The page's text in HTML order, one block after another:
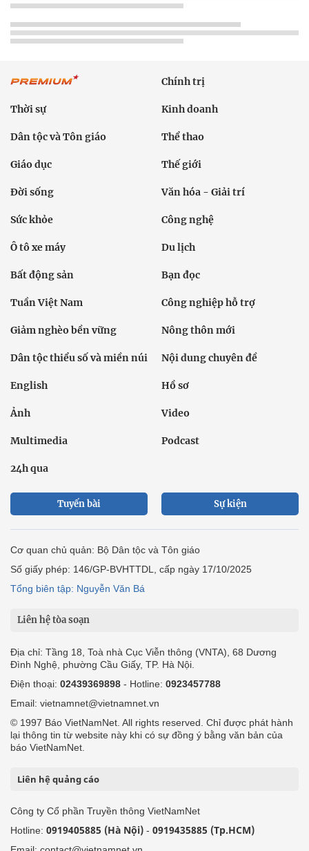
Chính trị
Thời sự Kinh doanh
Dân tộc và Tôn giáo Thể thao
Giáo dục Thế giới
Đời sống Văn hóa - Giải trí
Sức khỏe Công nghệ
Ô tô xe máy Du lịch
Bất động sản Bạn đọc
Tuần Việt Nam Công nghiệp hỗ trợ
Giảm nghèo bền vững Nông thôn mới
Dân tộc thiểu số và miền núi Nội dung chuyên đề
English Hồ sơ
Ảnh Video
Multimedia Podcast
24h qua
Tuyến bài Sự kiện
Cơ quan chủ quản: Bộ Dân tộc và Tôn giáo
Số giấy phép: 146/GP-BVHTTDL, cấp ngày 17/10/2025
Tổng biên tập: Nguyễn Văn Bá
Liên hệ tòa soạn
Địa chỉ: Tầng 18, Toà nhà Cục Viễn thông (VNTA), 68 Dương
Đình Nghệ, phường Cầu Giấy, TP. Hà Nội.
Điện thoại: 02439369898 - Hotline: 0923457788
Email: vietnamnet@vietnamnet.vn
© 1997 Báo VietNamNet. All rights reserved. Chỉ được phát hành
lại thông tin từ website này khi có sự đồng ý bằng văn bản của
báo VietNamNet.
Liên hệ quảng cáo
Công ty Cổ phần Truyền thông VietNamNet
Hotline: 0919405885 (Hà Nội) - 0919435885 (Tp.HCM)